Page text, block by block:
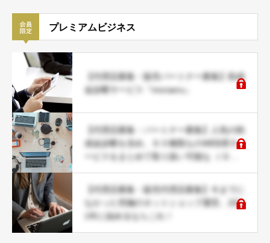
プレミアムビジネス
【代理店募集・販売パートナー募集】助成
金診断サービス『moraeru』
【代理店募集・パートナー募集】人気の助
成金診断を含め、６０種類ものWEB系サ
ービスをまとめて取り扱い可能な ＪＤネ
【代理店募集・販売代理店募集】今までに
なかった究極のネットショップ運営。202
1年に始めるならこれ！